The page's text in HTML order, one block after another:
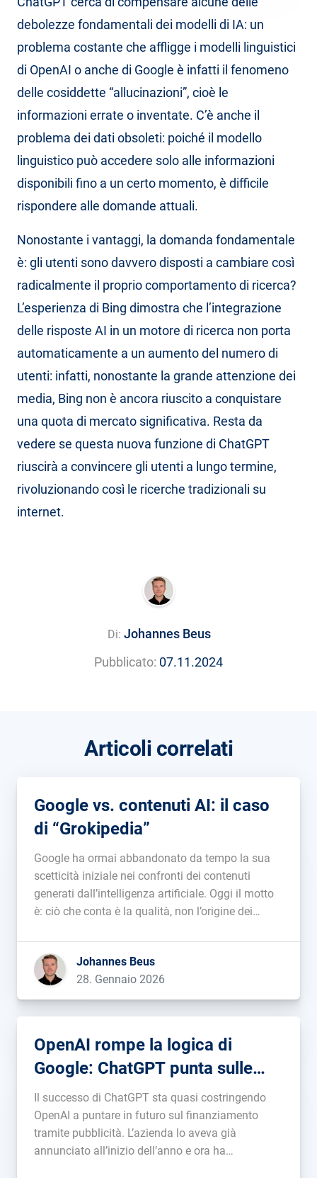
debolezze fondamentali dei modelli di IA: un
problema costante che affligge i modelli linguistici
di OpenAI o anche di Google è infatti il fenomeno
delle cosiddette “allucinazioni”, cioè le
informazioni errate o inventate. C’è anche il
problema dei dati obsoleti: poiché il modello
linguistico può accedere solo alle informazioni
disponibili fino a un certo momento, è difficile
rispondere alle domande attuali.
Nonostante i vantaggi, la domanda fondamentale
è: gli utenti sono davvero disposti a cambiare così
radicalmente il proprio comportamento di ricerca?
L’esperienza di Bing dimostra che l’integrazione
delle risposte AI in un motore di ricerca non porta
automaticamente a un aumento del numero di
utenti: infatti, nonostante la grande attenzione dei
media, Bing non è ancora riuscito a conquistare
una quota di mercato significativa. Resta da
vedere se questa nuova funzione di ChatGPT
riuscirà a convincere gli utenti a lungo termine,
rivoluzionando così le ricerche tradizionali su
internet.
Di: Johannes Beus
Pubblicato: 07.11.2024
Articoli correlati
Google vs. contenuti AI: il caso
di “Grokipedia”
Google ha ormai abbandonato da tempo la sua
scetticità iniziale nei confronti dei contenuti
generati dall’intelligenza artificiale. Oggi il motto
è: ciò che conta è la qualità, non l’origine dei
contenuti e non su come vengono prodotti”).
Grokipedia, un’enciclopedia che Elon Musk […]...
Johannes Beus
28. Gennaio 2026
OpenAI rompe la logica di
Google: ChatGPT punta sulle
impression invece che sui click
Il successo di ChatGPT sta quasi costringendo
OpenAI a puntare in futuro sul finanziamento
tramite pubblicità. L’azienda lo aveva già
annunciato all’inizio dell’anno e ora ha